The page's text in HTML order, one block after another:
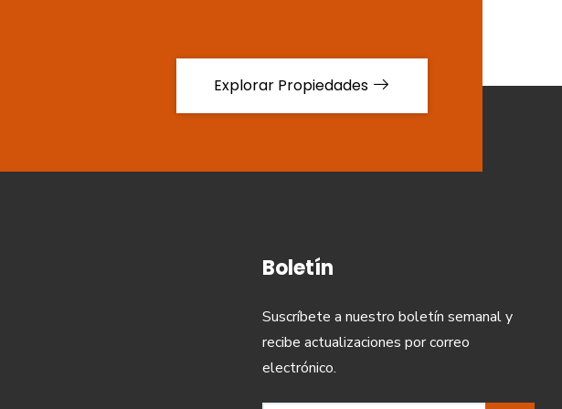
Explorar Propiedades
Boletín
Suscríbete a nuestro boletín semanal y
recibe actualizaciones por correo
electrónico.